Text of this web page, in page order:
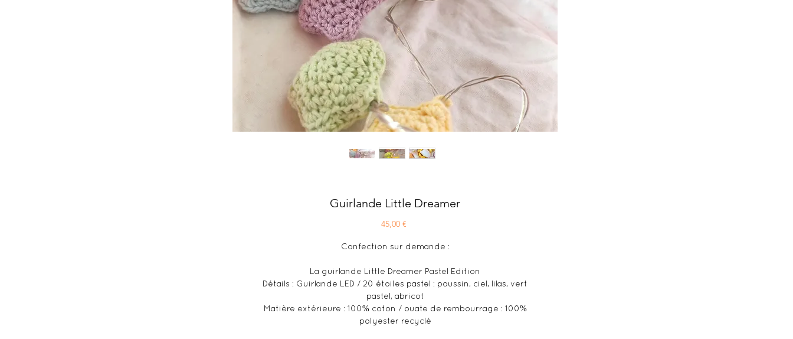
Guirlande Little Dreamer
45,00 €Prix
Confection sur demande :
La guirlande Little Dreamer Pastel Edition
Détails : Guirlande LED / 20 étoiles pastel : poussin, ciel, lilas, vert
pastel, abricot
Matière extérieure : 100% coton / ouate de rembourrage : 100%
polyester recyclé